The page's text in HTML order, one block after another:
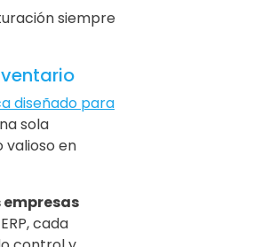
siempre
diseñado para
sola
valioso en
empresas
cada